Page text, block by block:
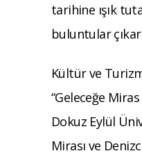
tarihine ışık
buluntular
Kültür ve Turizm
“Geleceğe
Dokuz Eylül
Mirası ve